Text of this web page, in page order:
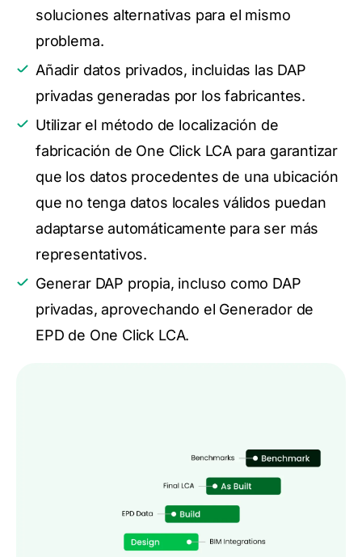
soluciones alternativas para el mismo
problema.
Añadir datos privados, incluidas las DAP
privadas generadas por los fabricantes.
Utilizar el método de localización de
fabricación de One Click LCA para garantizar
que los datos procedentes de una ubicación
que no tenga datos locales válidos puedan
adaptarse automáticamente para ser más
representativos.
Generar DAP propia, incluso como DAP
privadas, aprovechando el Generador de
EPD de One Click LCA.